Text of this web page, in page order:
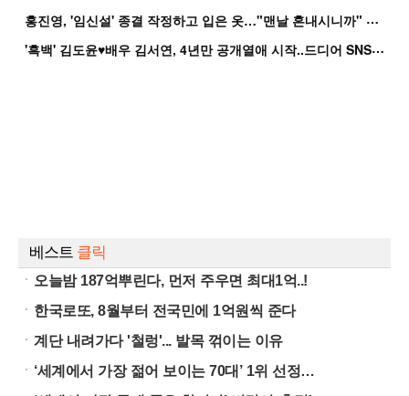
홍
진영, '임신설' 종결 작정하고 입은 옷…"맨날 혼내시니까" 억울
'
흑백' 김도윤♥배우 김서연, 4년만 공개열애 시작..드디어 SNS에 노출 [핫피...